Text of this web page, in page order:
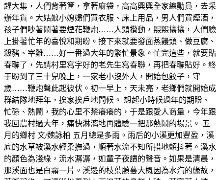
趕大集，人們背著筐，拿著麻袋，高高興興全家總動員，去采
辦年貨。大姑娘小媳婦們買衣服、床上用品，男人們買煙酒，
孩子們吵著鬧著要煙花鞭炮……人頭攢動，熙熙攘攘，人們臉
上掛著忙年的喜悅和期盼。接下來就要發面蒸饅頭、做豆腐、
殺豬、宰雞……好一番過大年的繁忙景象。忙完這些，就要貼
春聯了，先請村里寫字好的老先生寫春聯，再把春聯貼好。終
于盼到了三十兒晚上，一家老小沒外人，開始包餃子，守
歲……鞭炮聲此起彼伏。初一早上，天未亮，老鄉們就開始成
群結隊地拜年，挨家挨戶地問候。 想起小時候過年的期盼、
忙碌、熱鬧，我的心里不禁癢癢的，于是跟愛人商量，今年跟
我回農村過大年，痛快淋漓地再體驗一把那熱鬧的場景。 五
月的鄉村 文/魏詠柏 五月總是多雨。雨后的小溪更加豐盈，溪
底的水草被溪水輕柔撫過，順著水流不知所措地顫抖著。溪水
的顏色為淺綠，流水潺潺，如童子夜讀的聲音。如果是清晨，
那溪面也是白霧一片。溪邊的枝葉藤蔓大概因為水汽的緣故，